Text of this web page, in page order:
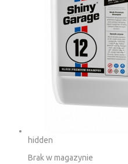
hidden
Brak w magazynie